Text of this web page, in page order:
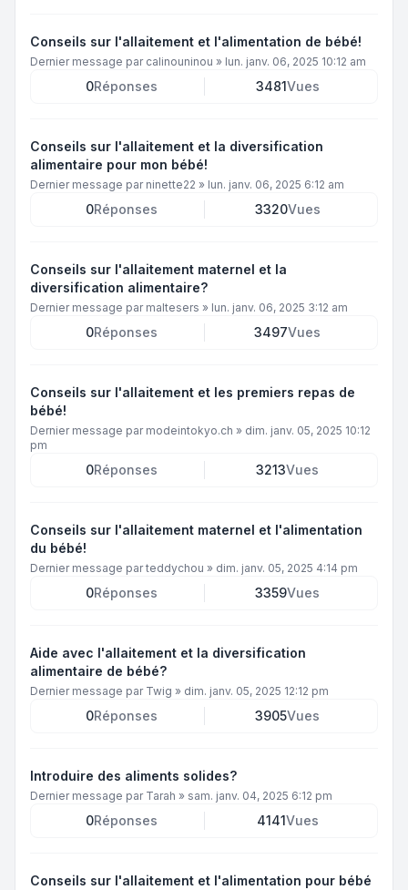
Conseils sur l'allaitement et l'alimentation de bébé!
Dernier message par calinouninou » lun. janv. 06, 2025 10:12 am
0Réponses 3481Vues
Conseils sur l'allaitement et la diversification
alimentaire pour mon bébé!
Dernier message par ninette22 » lun. janv. 06, 2025 6:12 am
0Réponses 3320Vues
Conseils sur l'allaitement maternel et la
diversification alimentaire?
Dernier message par maltesers » lun. janv. 06, 2025 3:12 am
0Réponses 3497Vues
Conseils sur l'allaitement et les premiers repas de
bébé!
Dernier message par modeintokyo.ch » dim. janv. 05, 2025 10:12
pm
0Réponses 3213Vues
Conseils sur l'allaitement maternel et l'alimentation
du bébé!
Dernier message parteddychou » dim. janv. 05, 2025 4:14 pm
0Réponses 3359Vues
Aide avec l'allaitement et la diversification
alimentaire de bébé?
Dernier message par Twig » dim. janv. 05, 2025 12:12 pm
0Réponses 3905Vues
Introduire des aliments solides?
Dernier message par Tarah » sam. janv. 04, 2025 6:12 pm
0Réponses 4141Vues
Conseils sur l'allaitement et l'alimentation pour bébé